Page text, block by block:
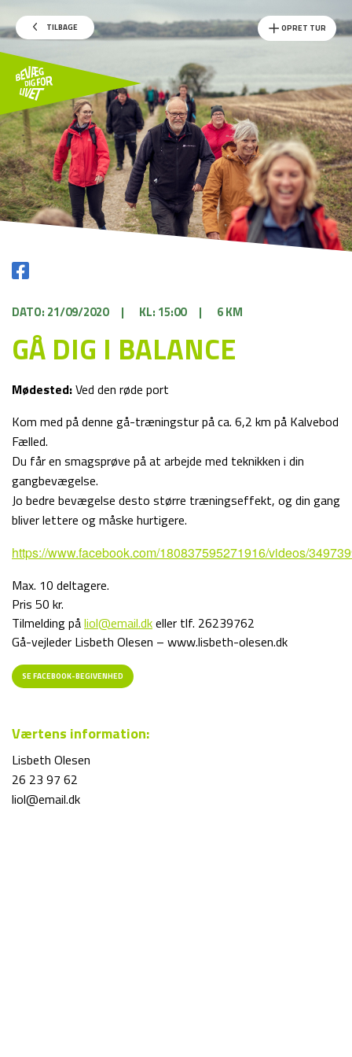
TILBAGE OPRET TUR
DATO: 21/09/2020 | KL: 15:00 | 6 KM
GÅ DIG I BALANCE
Mødested:Ved den røde port
Kom med på denne gå-træningstur på ca. 6,2 km på Kalvebod
Fælled.
Du får en smagsprøve på at arbejde med teknikken i din
gangbevægelse.
Jo bedre bevægelse desto større træningseffekt, og din gang
bliver lettere og måske hurtigere.
https://www.facebook.com/180837595271916/videos/
Max. 10 deltagere.
Pris 50 kr.
Tilmelding påliol@email.dkeller tlf. 26239762
Gå-vejleder Lisbeth Olesen – www.lisbeth-olesen.dk
SE FACEBOOK-BEGIVENHED
Værtens information:
Lisbeth Olesen
26 23 97 62
liol@email.dk